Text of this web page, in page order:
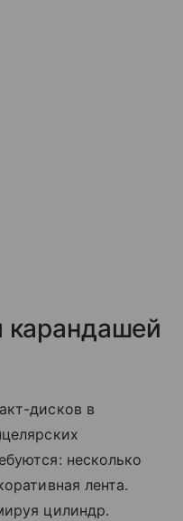
карандашей
дисков в
несколько
лента.
цилиндр.